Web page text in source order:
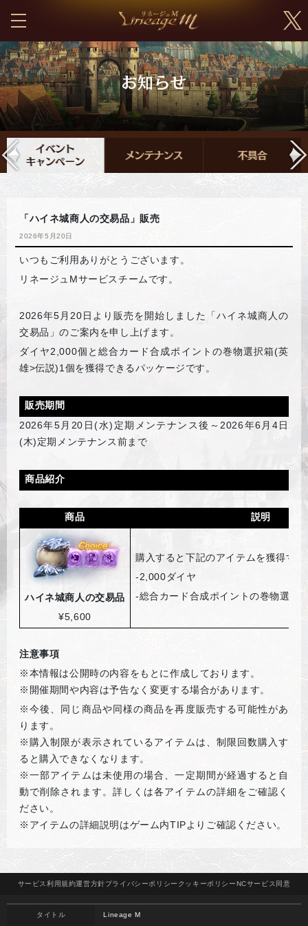
「ハイネ城商人の交易品」販売
2026年5月20日
いつもご利用ありがとうございます。
リネージュMサービスチームです。
2026年5月20日より販売を開始しました「ハイネ城商人の
交易品」のご案内を申し上げます。
ダイヤ2,000個と総合カード合成ポイントの巻物選択箱(英
雄>伝説)1個を獲得できるパッケージです。
販売期間
2026年5月20日(水)定期メンテナンス後～2026年6月4日
(木)定期メンテナンス前まで
商品紹介
商品 説明
ハイネ城商人の交易品
¥5,600
購入すると下記のアイテムを獲得す
-2,000ダイヤ
-総合カード合成ポイントの巻物選択
注意事項
※本情報は公開時の内容をもとに作成しております。
※開催期間や内容は予告なく変更する場合があります。
※今後、同じ商品や同様の商品を再度販売する可能性があ
ります。
※購入制限が表示されているアイテムは、制限回数購入す
ると購入できなくなります。
※一部アイテムは未使用の場合、一定期間が経過すると自
動で削除されます。詳しくは各アイテムの詳細をご確認く
ださい。
※アイテムの詳細説明はゲーム内TIPよりご確認ください。
サービス 利用規約運営方針プライバシーポリシー クッキーポリシーNCサービス 同意
タイトル Lineage M